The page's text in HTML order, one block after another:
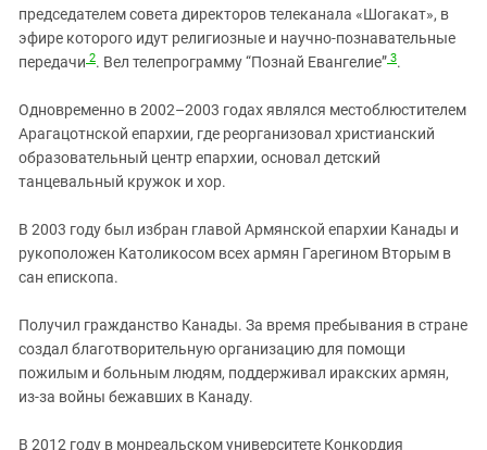
председателем совета директоров телеканала «Шогакат», в
эфире которого идут религиозные и научно-познавательные
передачи 2. Вел телепрограмму “Познай Евангелие” 3.
Одновременно в 2002–2003 годах являлся местоблюстителем
Арагацотнской епархии, где реорганизовал христианский
образовательный центр епархии, основал детский
танцевальный кружок и хор.
В 2003 году был избран главой Армянской епархии Канады и
рукоположен Католикосом всех армян Гарегином Вторым в
сан епископа.
Получил гражданство Канады. За время пребывания в стране
создал благотворительную организацию для помощи
пожилым и больным людям, поддерживал иракских армян,
из-за войны бежавших в Канаду.
В 2012 году в монреальском университете Конкордия